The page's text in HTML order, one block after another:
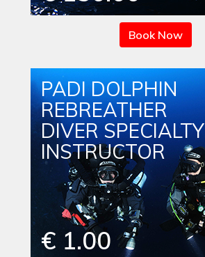
Book Now
PADI DOLPHIN
REBREATHER
DIVER SPECIALTY
INSTRUCTOR
€ 1.00